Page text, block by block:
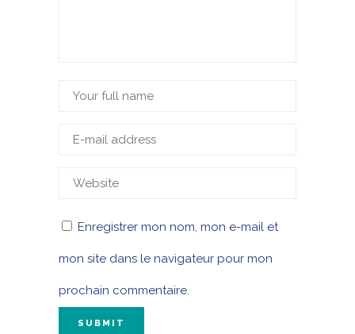
Enregistrer mon nom, mon e-mail et
mon site dans le navigateur pour mon
prochain commentaire.